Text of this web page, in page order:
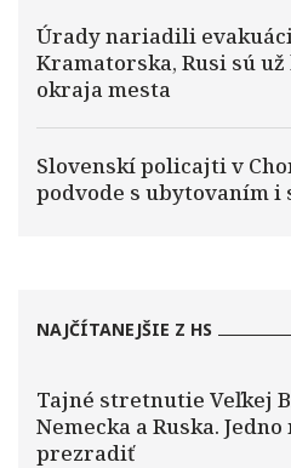
Úrady nariadili
Kramatorska, Rusi sú
okraja mesta
Slovenskí policajti v
podvode s ubytovaním i
NAJČÍTANEJŠIE Z HS
Tajné stretnutie Veľkej
Nemecka a Ruska.
prezradiť